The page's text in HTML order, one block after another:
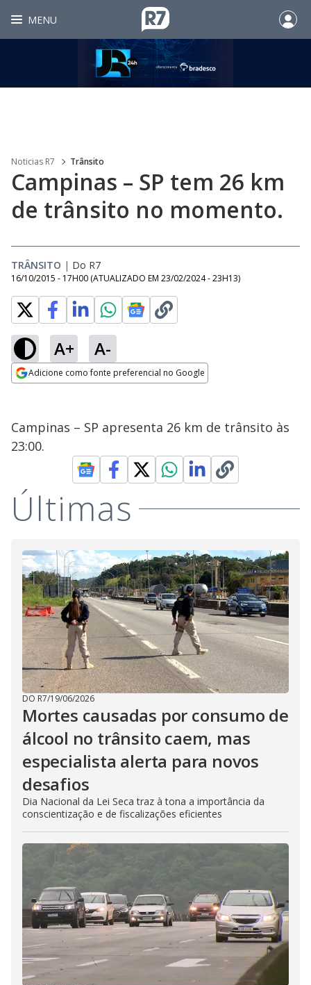
MENU
Noticias R7 Trânsito
Campinas – SP tem 26 km
de trânsito no momento.
TRÂNSITO | Do R7
16/10/2015 - 17H00 (ATUALIZADO EM 23/02/2024 - 23H13)
A+ A-
Adicione como fonte preferencial no Google
Campinas – SP apresenta 26 km de trânsito às
23:00.
Últimas
DO R7/19/06/2026
Mortes causadas por consumo de
álcool no trânsito caem, mas
especialista alerta para novos
desafios
Dia Nacional da Lei Seca traz à tona a importância da
conscientização e de fiscalizações eficientes